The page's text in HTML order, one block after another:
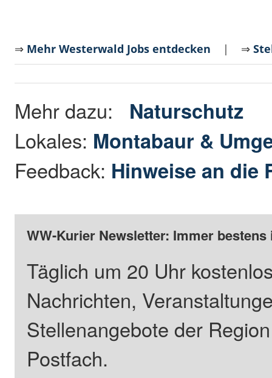
⇒ Mehr Westerwald Jobs entdecken | ⇒
Mehr dazu: Naturschutz
Lokales: Montabaur &
Feedback: Hinweise an die
WW-Kurier Newsletter: Immer
Täglich um 20 Uhr
Nachrichten,
Stellenangebote der
Postfach.